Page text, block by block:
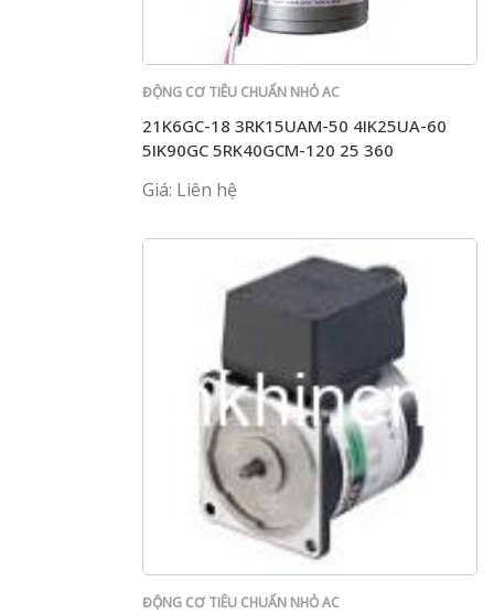
ĐỘNG CƠ TIÊU CHUẨN NHỎ AC
21K6GC-18 3RK15UAM-50 4IK25UA-60
5IK90GC 5RK40GCM-120 25 360
Giá: Liên hệ
ĐỘNG CƠ TIÊU CHUẨN NHỎ AC